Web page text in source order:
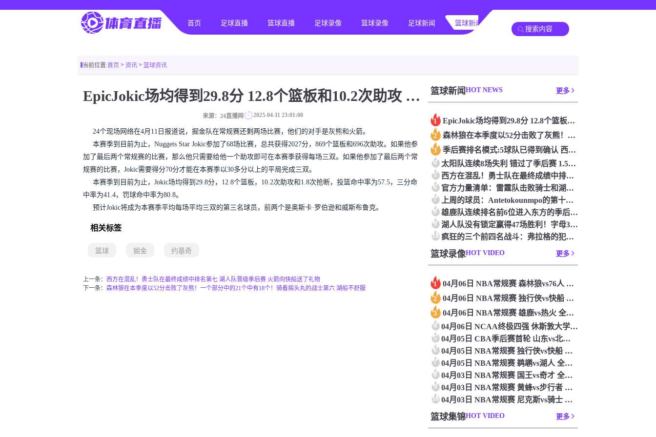
首页 足球直播 篮球直播 足球录像 篮球录像 足球新闻 篮球新闻
当前位置:首页 > 资讯 > 篮球资讯
Epic️Jokic场均得到29.8分 12.8个篮板和10.2次助攻 平均三双很容易吗？
来源：24直播网 2025-04-11 23:01:00
24个现场网络在4月11日报道说，掘金队在常规赛还剩两场比赛，他们的对手是灰熊和火箭。
本赛季到目前为止，Nuggets Star Jokic参加了68场比赛，总共获得2027分，869个篮板和696次助攻。如果他参
加了最后两个常规赛的比赛，那么他只需要给他一个助攻即可在本赛季获得每场三双。如果他参加了最后两个常
规赛的比赛，Jokic需要得分70分才能在本赛季以30多分以上的平局完成三双。
本赛季到目前为止，Jokic场均得到29.8分，12.8个篮板，10.2次助攻和1.8次抢断，投篮命中率为57.5，三分命
中率为41.4，罚球命中率为80.8。
预计Jokic将成为本赛季平均每场平均三双的第三名球员，前两个是奥斯卡·罗伯逊和威斯布鲁克。
相关标签
篮球 掘金 约基奇
上一条： 西方在混乱！勇士队在最终成绩中排名第七 湖人队晋级季后赛 火箭向快船送了礼物
下一条： 森林狼在本季度以52分击败了灰熊！一个部分中的21个中有18个！骑着摇头丸的战士第六 湖船不舒服
篮球新闻 HOT NEWS 更多
1 Epic️Jokic场均得到29.8分 12.8个篮板和10.2次助攻 平均三双很容易吗？
2 森林狼在本季度以52分击败了灰熊！一个部分中的21个中有18个！骑着摇头丸的战士第六 湖船不舒服
3 季后赛排名模式:5球队已得到确认 西方有一支悲惨的3-8队
4 太阳队连续8场失利 错过了季后赛 1.5亿巨人完全失败了
5 西方在混乱！勇士队在最终成绩中排名第七 湖人队晋级季后赛 火箭向快船送了礼物
6 官方力量清单：雷霆队击败骑士和湖人队排名第五
7 上周的球员：Antetokounmpo的第十个职业
8 雄鹿队连续排名前6位进入东方的季后赛 而老鹰队连续第四年在季后赛中踢球
9 湖人队没有锁定赢得47场胜利！字母36+15+10 波特24+12+8 42胜利以锁定季后赛
10 疯狂的三个前四名战斗：弗拉格的犯规 杜克·布莱克在33秒的惊喜中出现了
篮球录像HOT VIDEO 更多
1 04月06日 NBA常规赛 森林狼vs76人 全场录像
2 04月06日 NBA常规赛 独行侠vs快船 全场录像
3 04月06日 NBA常规赛 雄鹿vs热火 全场录像
4 04月06日 NCAA终极四强 休斯敦大学vs杜克大学 全场录像
5 04月05日 CBA季后赛首轮 山东vs北控 全场录像
6 04月05日 NBA常规赛 独行侠vs快船 全场录像
7 04月05日 NBA常规赛 鹈鹕vs湖人 全场录像
8 04月03日 NBA常规赛 国王vs奇才 全场录像
9 04月03日 NBA常规赛 黄蜂vs步行者 全场录像
10 04月03日 NBA常规赛 尼克斯vs骑士 全场录像
篮球集锦HOT VIDEO 更多